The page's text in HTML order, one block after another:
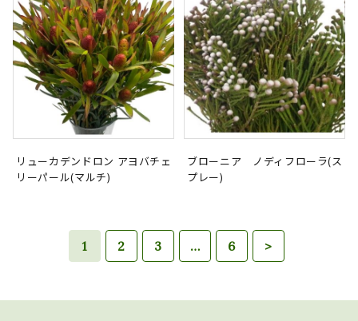
リューカデンドロン アヨバチェ
リーパール(マルチ)
ブローニア ノディフローラ(ス
プレー)
1 2 3 … 6 >